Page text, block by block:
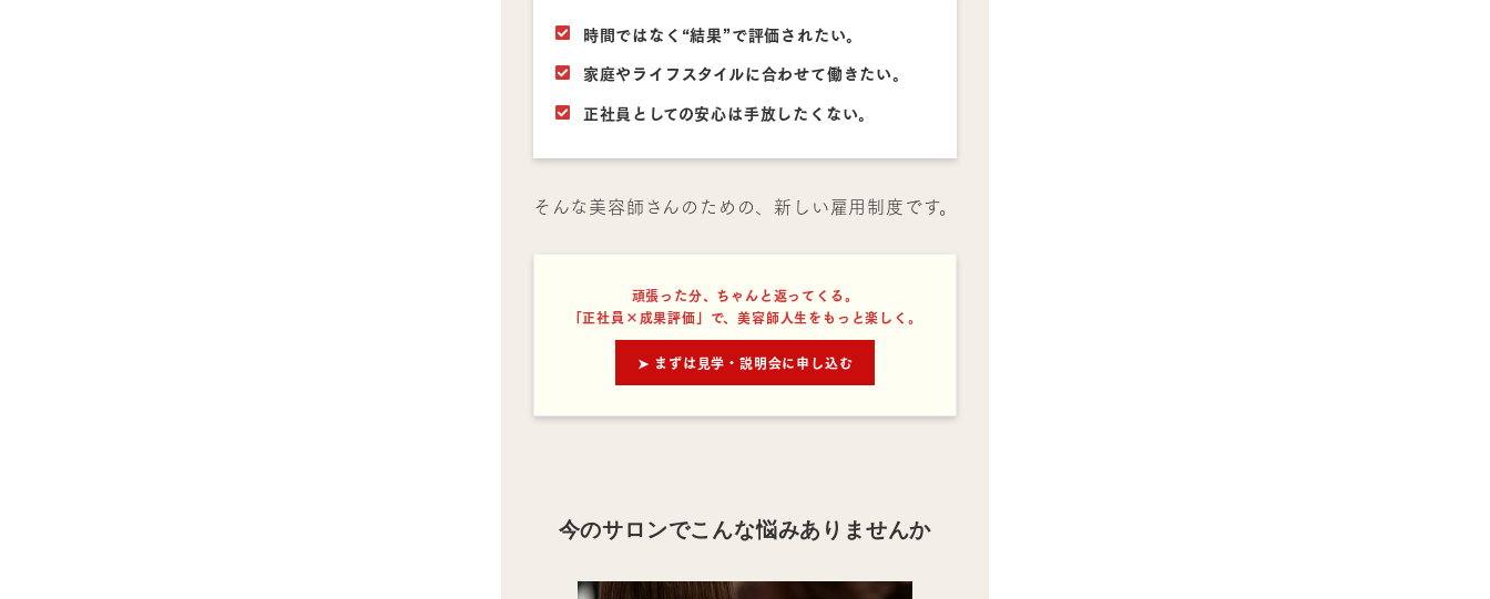
時間ではなく“結果”で評価されたい。
家庭やライフスタイルに合わせて働きたい。
正社員としての安心は手放したくない。
そんな美容師さんのための、新しい雇用制度です。
頑張った分、ちゃんと返ってくる。
「正社員×成果評価」で、美容師人生をもっと楽しく。
➤ まずは見学・説明会に申し込む
今のサロンでこんな悩みありませんか